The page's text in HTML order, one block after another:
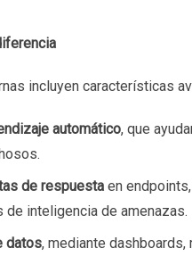
incluyen características
automático, que
de respuesta en
inteligencia de amenazas.
datos, mediante